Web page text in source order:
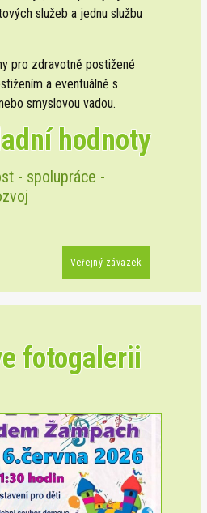
služeb a jednu službu
pro zdravotně postižené
a eventuálně s
smyslovou vadou.
hodnoty
- spolupráce -
Veřejný závazek
fotogalerii